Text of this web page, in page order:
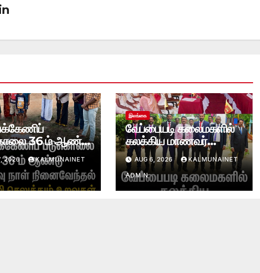
36 ம் ஆண்டு
நாள்
2026 KALMUNAINET
இலங்கை
வேப்பையடி கலைமகளில்
கலக்கிய மாணவர்
பாராளுமன்ற அமர்வு
AUG 6, 2026 KALMUNAINET
ADMIN